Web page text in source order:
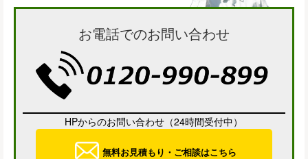
お電話でのお問い合わせ
HPからのお問い合わせ（24時間受付中）
無料お見積もり・ご相談はこちら